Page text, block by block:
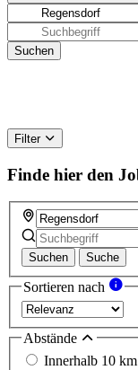
Filter
Finde hier den
Suchen Suche
Sortieren nach
Abstände
Innerhalb 10 km